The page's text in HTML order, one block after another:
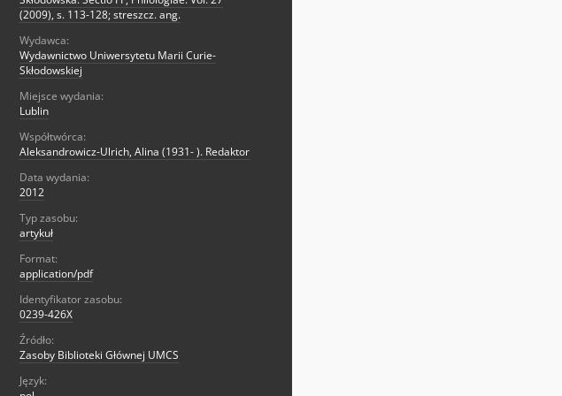
(2009), s. 113-128; streszcz. ang.
Wydawca:
Wydawnictwo Uniwersytetu Marii Curie-
Skłodowskiej
Miejsce wydania:
Lublin
Współtwórca:
Aleksandrowicz-Ulrich, Alina (1931- ). Redaktor
Data wydania:
2012
Typ zasobu:
artykuł
Format:
application/pdf
Identyfikator zasobu:
0239-426X
Źródło:
Zasoby Biblioteki Głównej UMCS
Język: